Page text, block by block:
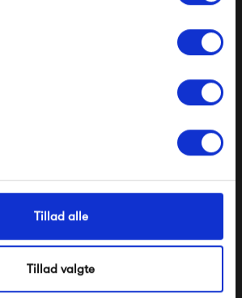
Tillad alle
Tillad valgte
fra samme kategori
Fermob Luxembourg
Pedestal Table 80 x 80
accepterer du at modtage e-